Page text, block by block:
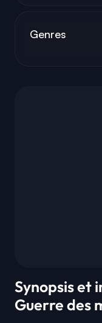
Synopsis et
Guerre des
Genres